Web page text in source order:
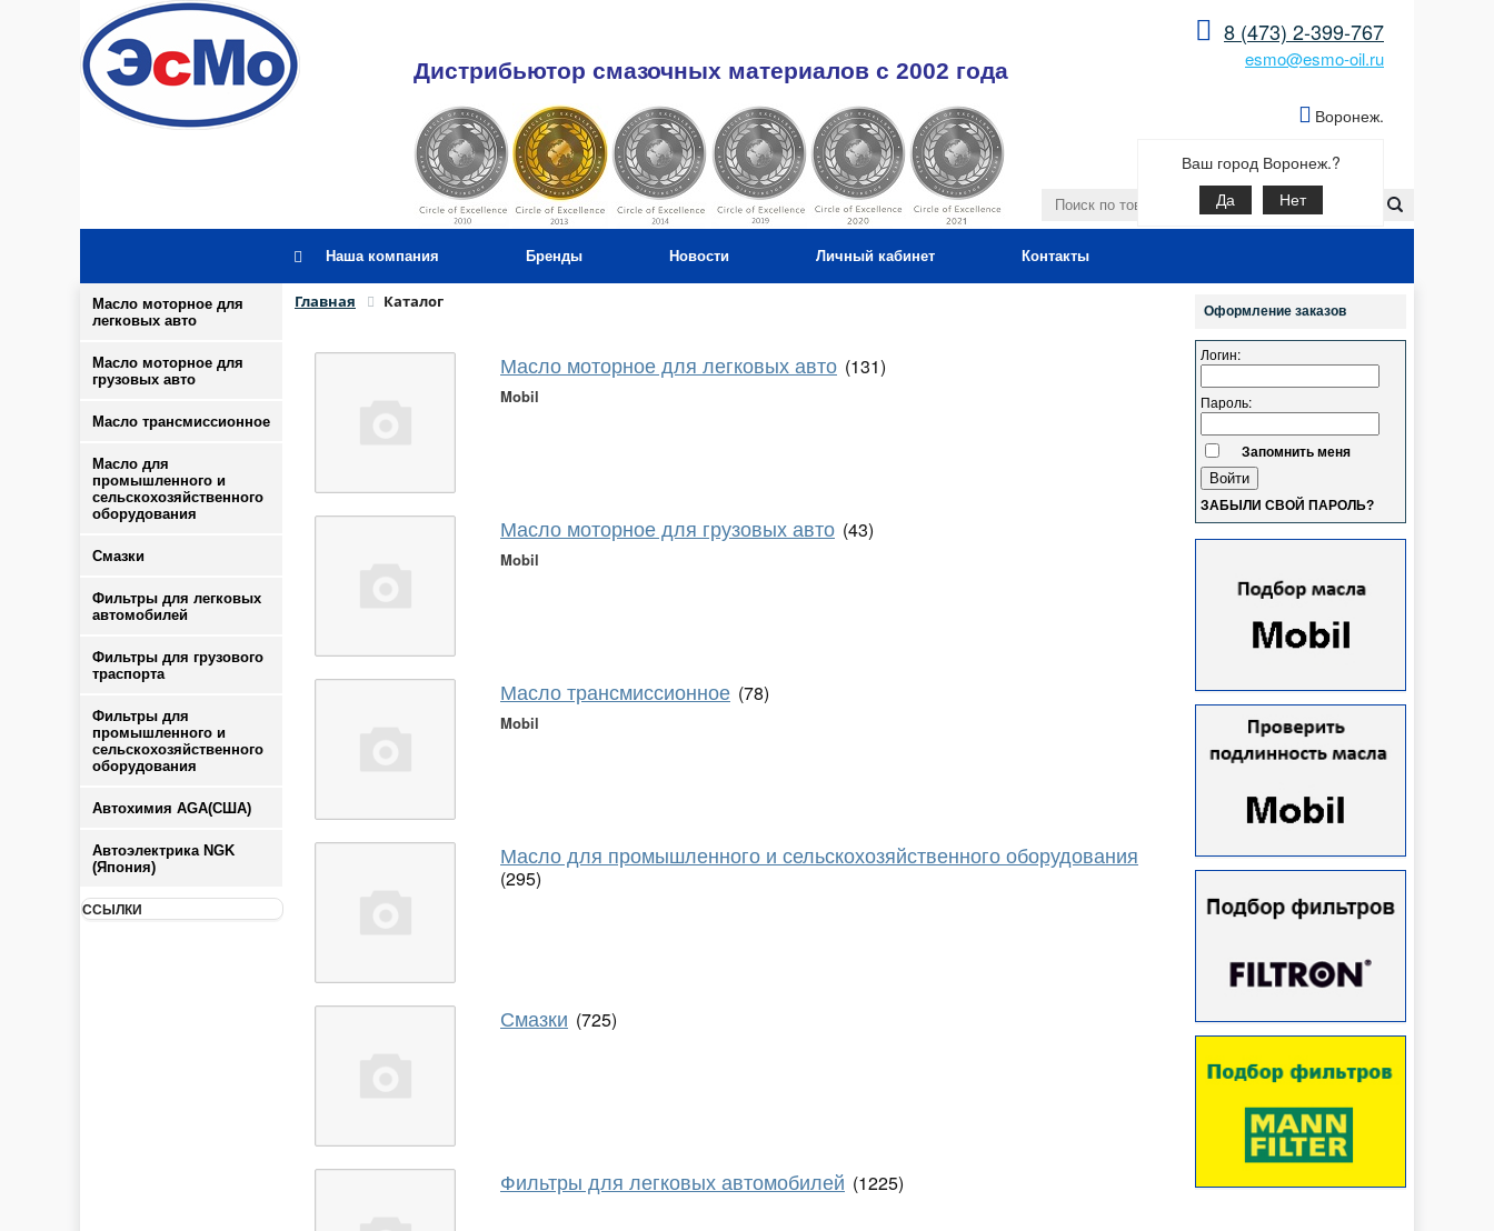
8 (473) 2-399-767
esmo@esmo-oil.ru
Дистрибьютор смазочных материалов c 2002 года
Воронеж.
Ваш город Воронеж.?
Да Нет
Наша компания Бренды Новости Личный кабинет Контакты
Масло моторное для
легковых авто
Масло моторное для
грузовых авто
Масло трансмиссионное
Масло для
промышленного и
сельскохозяйственного
оборудования
Смазки
Фильтры для легковых
автомобилей
Фильтры для грузового
траспорта
Фильтры для
промышленного и
сельскохозяйственного
оборудования
Автохимия AGA(США)
Автоэлектрика NGK
(Япония)
ССЫЛКИ
Главная Каталог
Масло моторное для легковых авто (131)
Mobil
Масло моторное для грузовых авто (43)
Mobil
Масло трансмиссионное (78)
Mobil
Масло для промышленного и сельскохозяйственного оборудования
(295)
Смазки (725)
Фильтры для легковых автомобилей (1225)
Оформление заказов
Логин:
Пароль:
Запомнить меня
ЗАБЫЛИ СВОЙ ПАРОЛЬ?